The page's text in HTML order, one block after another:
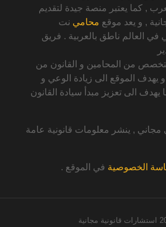
, كما يعتبر منصة جيدة لتقديم
, و يعد موقع محامي نت
العالم ناطق بالعربية . فريق
من المحامين و القانون من
يهدف الموقع الى زيادة الوعي و
يهدف الى تعزيز مبدأ سيادة القانون
مجاني , ينشر معلومات قانونية عامة
الخصوصية في الموقع .
استشارات قانونية مجانية